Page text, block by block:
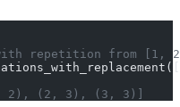
repetition from [1,
(2, 3), (3, 3)]